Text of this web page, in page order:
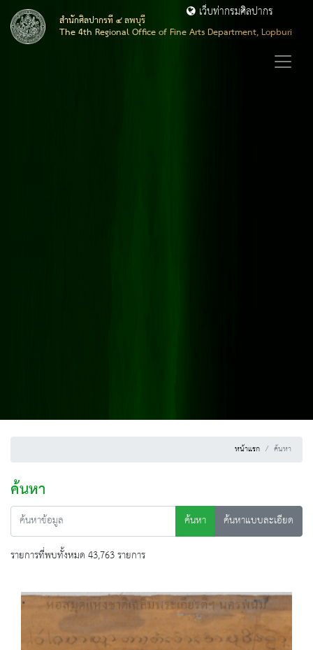
สำนักศิลปากรที่ ๔ ลพบุรี
The 4th Regional Office of Fine Arts Department, Lopburi
เว็บท่ากรมศิลปากร
หน้าแรก ค้นหา
ค้นหา
ค้นหา
ค้นหาแบบละเอียด
รายการที่พบทั้งหมด 43,763 รายการ